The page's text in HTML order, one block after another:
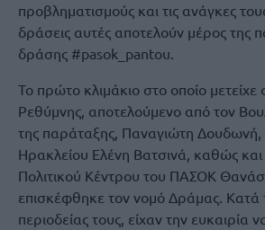
προβληματισμούς και τις ανάγκες
δράσεις αυτές αποτελούν μέρος της
δράσης #pasok_pantou.
Το πρώτο κλιμάκιο στο οποίο μετείχε
Ρεθύμνης, αποτελούμενο από τον
της παράταξης, Παναγιώτη Δουδωνή,
Ηρακλείου Ελένη Βατσινά, καθώς και
Πολιτικού Κέντρου του ΠΑΣΟΚ
επισκέφθηκε τον νομό Δράμας. Κατά
περιοδείας τους, είχαν την ευκαιρία